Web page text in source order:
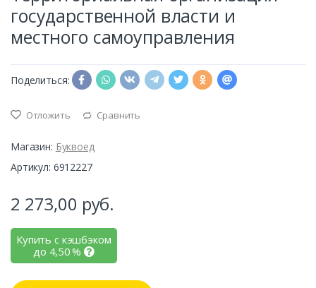
государственной власти и
местного самоуправления
Поделиться:
Отложить Сравнить
Магазин: Буквоед
Артикул: 6912227
2 273,00 руб.
Купить с кэшбэком
до 4,50%